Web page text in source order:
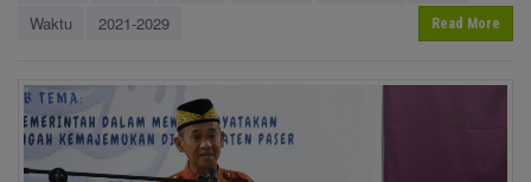
Waktu
2021-2029 Read More